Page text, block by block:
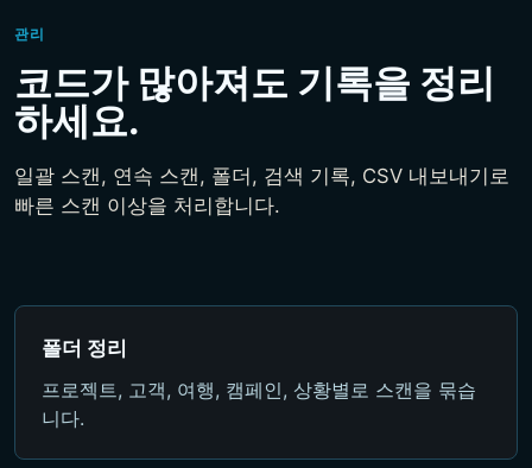
관리
코드가 많아져도 기록을 정리
하세요.
일괄 스캔, 연속 스캔, 폴더, 검색 기록, CSV 내보내기로
빠른 스캔 이상을 처리합니다.
폴더 정리
프로젝트, 고객, 여행, 캠페인, 상황별로 스캔을 묶습
니다.